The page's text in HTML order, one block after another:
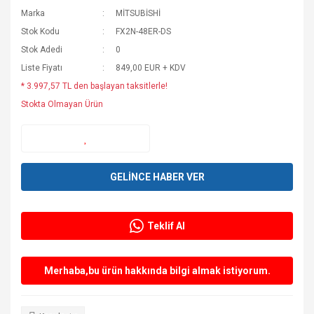
Marka
MİTSUBİSHİ
Stok Kodu
FX2N-48ER-DS
Stok Adedi
0
Liste Fiyatı
849,00 EUR + KDV
* 3.997,57 TL den başlayan taksitlerle!
Stokta Olmayan Ürün
GELİNCE HABER VER
Teklif Al
Merhaba,bu ürün hakkında bilgi almak istiyorum.